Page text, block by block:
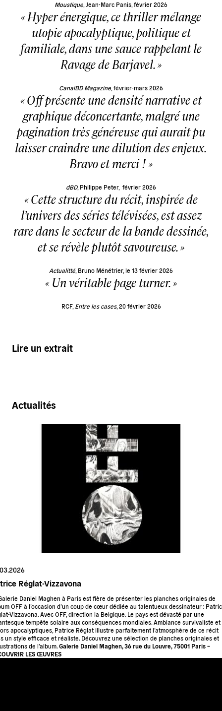
Moustique , Jean-Marc Panis, février 2026
Hyper énergique, ce thriller mélange
utopie apocalyptique, politique et
familiale, dans une sauce rappelant le
Ravage de Barjavel.
CanalBD Magazine , février-mars 2026
Off présente une densité narrative et
graphique déconcertante, malgré une
pagination très généreuse qui aurait pu
laisser craindre une dilution des enjeux.
Bravo et merci !
dBD, Philippe Peter, février 2026
Cette structure du récit, inspirée de
l’univers des séries télévisées, est assez
rare dans le secteur de la bande dessinée,
et se révèle plutôt savoureuse.
Actualitté , Bruno Ménétrier, le 13 février 2026
Un véritable page turner.
RCF, Entre les cases, 20 février 2026
Lire un extrait
Actualités
Réglat-Vizzavona
Daniel Maghen à Paris est fière de présenter les planches originales de
OFF à l’occasion d’un coup de cœur dédiée au talentueux dessinateur :
Vizzavona. Avec OFF, direction la Belgique. Le pays est dévasté par une
tempête solaire aux conséquences mondiales. Ambiance survivaliste et
apocalyptiques, Patrice Réglat illustre parfaitement l’atmosphère de ce récit
un style efficace et réaliste. Découvrez une sélection de planches originales et
de l’album.Galerie Daniel Maghen, 36 rue du Louvre, 75001 Paris –
LES ŒUVRES